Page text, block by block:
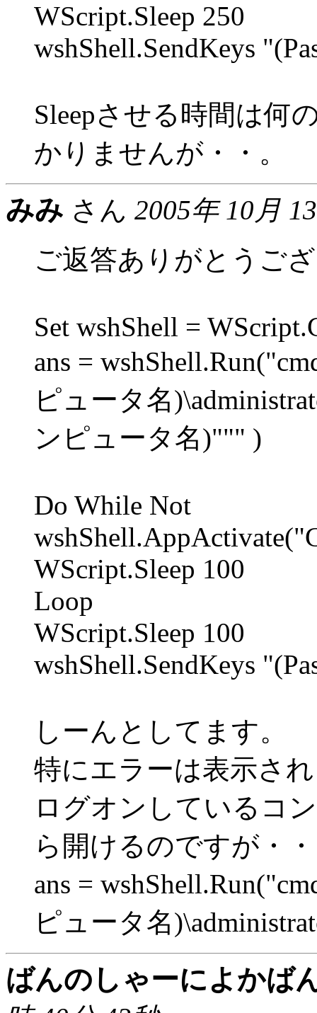
WScript.Sleep 250
wshShell.SendKeys
Sleepさせる時間は何
かりませんが・・。
みみ さん 2005年 10月
ご返答ありがとうご
Set wshShell =
ans =
ピュータ名
ンピュータ名)""" )
Do While Not
WScript.Sleep 100
Loop
WScript.Sleep 100
wshShell.SendKeys
しーんとしてます。
特にエラーは表示さ
ログオンしているコ
ら開けるのですが・・
ans =
ピュータ名
ばんのしゃーによかば